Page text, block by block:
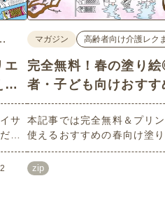
エ
る
サ
け
て
も
2
マガジン 高齢者向け介護レク
完全無料！春の塗り
者・子ども向けおす
選
本記事では完全無料＆プリ
使えるおすすめの春向け塗り
します。ご高齢者・子ども
適な大人向け～子どもでもで
で多数！ぜひ介護施設や保育
zip